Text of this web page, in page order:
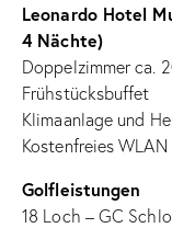
Leonardo Hotel
4 Nächte)
Doppelzimmer ca.
Frühstücksbuffet
Klimaanlage und
Kostenfreies WLAN
Golfleistungen
18 Loch – GC